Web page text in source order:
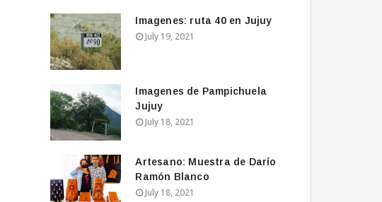
Imagenes: ruta 40 en Jujuy
July 19, 2021
Imagenes de Pampichuela
Jujuy
July 18, 2021
Artesano: Muestra de Darío
Ramón Blanco
July 18, 2021